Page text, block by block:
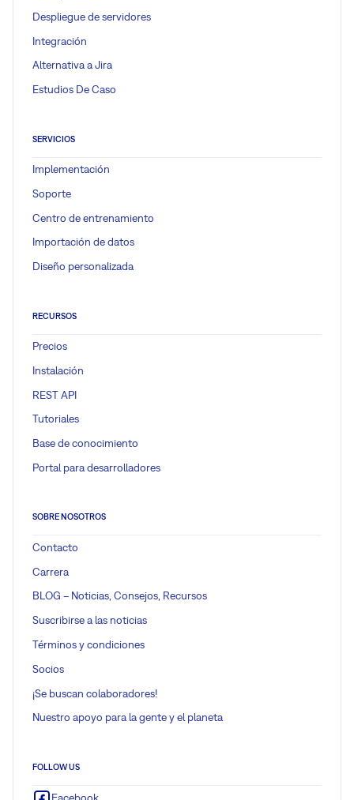
Despliegue de servidores
Integración
Alternativa a Jira
Estudios De Caso
SERVICIOS
Implementación
Soporte
Centro de entrenamiento
Importación de datos
Diseño personalizada
RECURSOS
Precios
Instalación
REST API
Tutoriales
Base de conocimiento
Portal para desarrolladores
SOBRE NOSOTROS
Contacto
Carrera
BLOG – Noticias, Consejos, Recursos
Suscribirse a las noticias
Términos y condiciones
Socios
¡Se buscan colaboradores!
Nuestro apoyo para la gente y el planeta
FOLLOW US